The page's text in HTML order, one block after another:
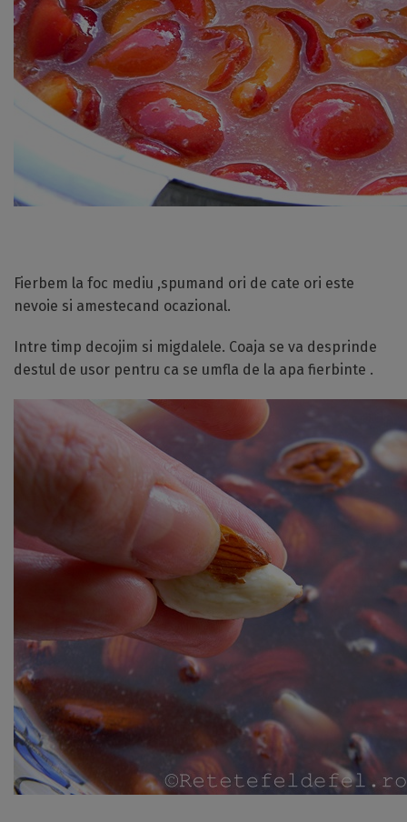
Fierbem la foc mediu ,spumand ori de cate ori este
nevoie si amestecand ocazional.
Intre timp decojim si migdalele. Coaja se va desprinde
destul de usor pentru ca se umfla de la apa fierbinte .